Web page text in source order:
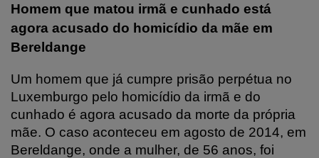
Homem que matou irmã e cunhado está
agora acusado do homicídio da mãe em
Bereldange
Um homem que já cumpre prisão perpétua no
Luxemburgo pelo homicídio da irmã e do
cunhado é agora acusado da morte da própria
mãe. O caso aconteceu em agosto de 2014, em
Bereldange, onde a mulher, de 56 anos, foi